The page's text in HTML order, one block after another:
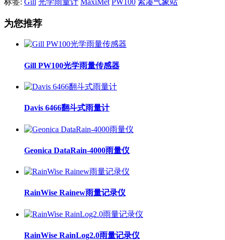
标签: Gill 光学雨量计 MaxiMet PW100 紧凑气象站
为您推荐
Gill PW100光学雨量传感器
Davis 6466翻斗式雨量计
Geonica DataRain-4000雨量仪
RainWise Rainew雨量记录仪
RainWise RainLog2.0雨量记录仪